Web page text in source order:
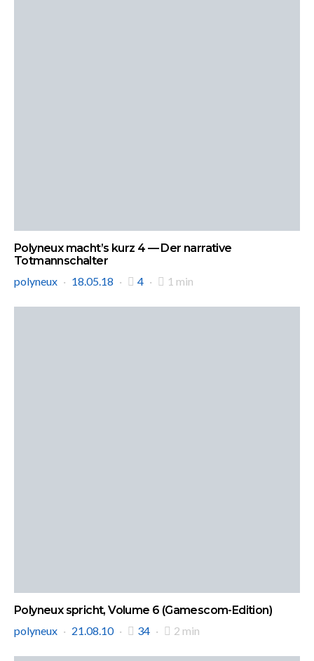
Polyneux macht’s kurz 4 — Der narrative
Totmannschalter
polyneux
18.05.18 4 1 min
Polyneux spricht, Volume 6 (Gamescom-Edition)
polyneux
21.08.10 34 2 min